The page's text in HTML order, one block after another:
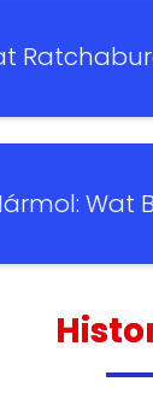
Wat